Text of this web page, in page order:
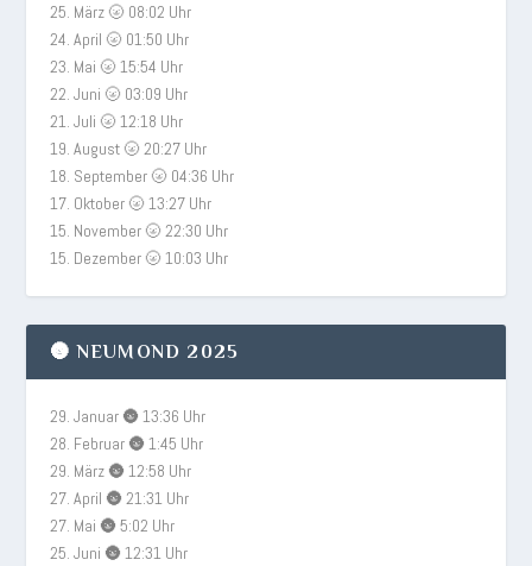
25. März 🌝 08:02 Uhr
24. April 🌝 01:50 Uhr
23. Mai 🌝 15:54 Uhr
22. Juni 🌝 03:09 Uhr
21. Juli 🌝 12:18 Uhr
19. August 🌝 20:27 Uhr
18. September 🌝 04:36 Uhr
17. Oktober 🌝 13:27 Uhr
15. November 🌝 22:30 Uhr
15. Dezember 🌝 10:03 Uhr
🌚 NEUMOND 2025
29. Januar 🌚 13:36 Uhr
28. Februar 🌚 1:45 Uhr
29. März 🌚 12:58 Uhr
27. April 🌚 21:31 Uhr
27. Mai 🌚 5:02 Uhr
25. Juni 🌚 12:31 Uhr